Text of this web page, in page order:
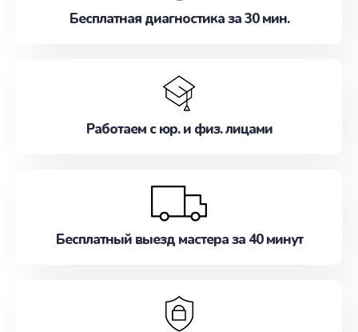
Бесплатная диагностика за 30 мин.
Работаем с юр. и физ. лицами
Бесплатный выезд мастера за 40 минут